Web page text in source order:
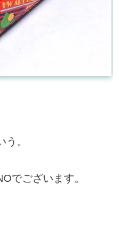
。
でございます。